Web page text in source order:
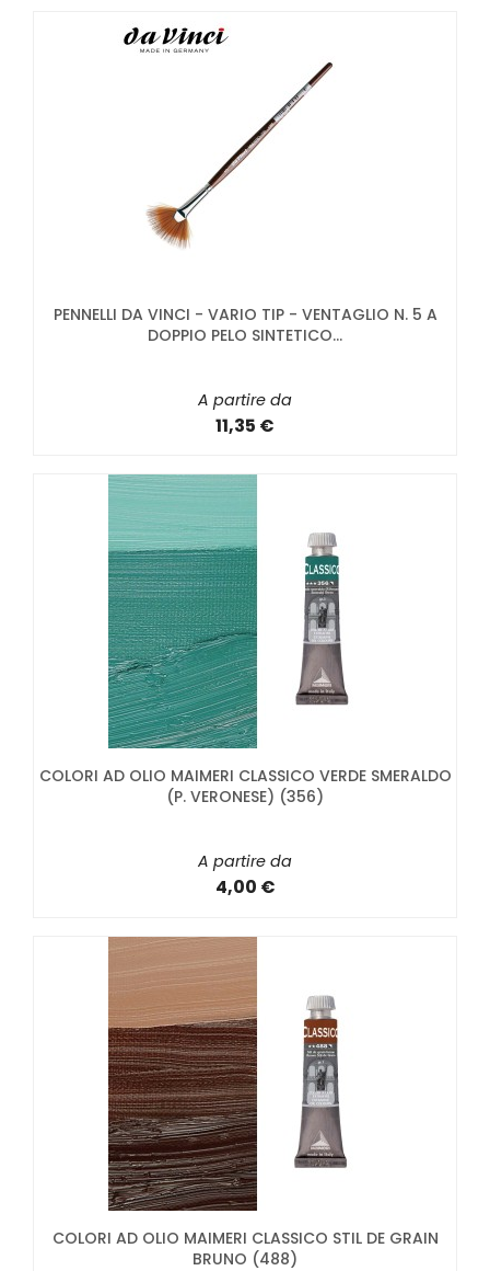
PENNELLI DA VINCI - VARIO TIP - VENTAGLIO N. 5 A
DOPPIO PELO SINTETICO...
A partire da
11,35 €
COLORI AD OLIO MAIMERI CLASSICO VERDE SMERALDO
(P. VERONESE) (356)
A partire da
4,00 €
COLORI AD OLIO MAIMERI CLASSICO STIL DE GRAIN
BRUNO (488)